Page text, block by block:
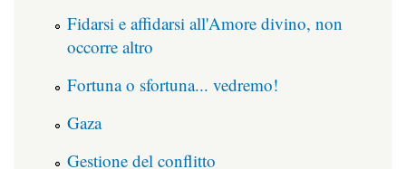
Fidarsi e affidarsi all'Amore divino, non
occorre altro
Fortuna o sfortuna... vedremo!
Gaza
Gestione del conflitto